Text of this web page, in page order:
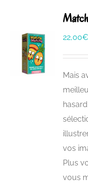
22,00€
Mais
vos
Plus
vous